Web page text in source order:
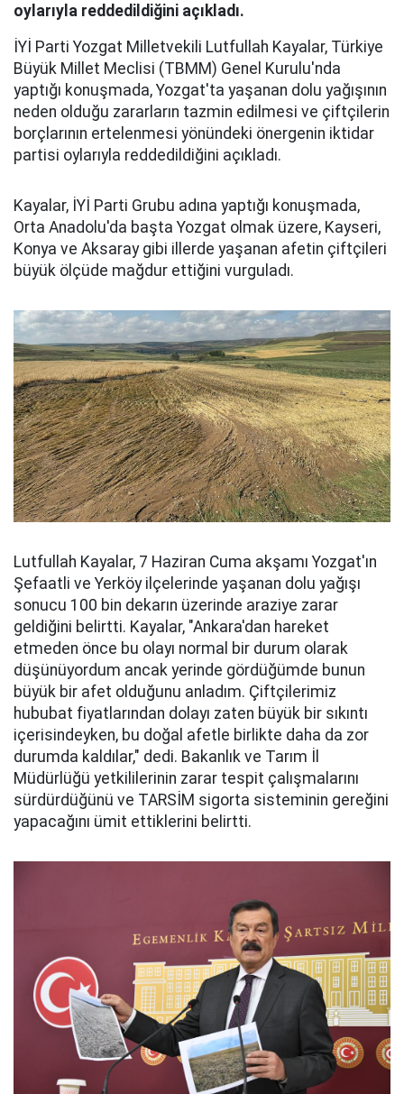
oylarıyla reddedildiğini açıkladı.
İYİ Parti Yozgat Milletvekili Lutfullah Kayalar, Türkiye
Büyük Millet Meclisi (TBMM) Genel Kurulu'nda
yaptığı konuşmada, Yozgat'ta yaşanan dolu yağışının
neden olduğu zararların tazmin edilmesi ve çiftçilerin
borçlarının ertelenmesi yönündeki önergenin iktidar
partisi oylarıyla reddedildiğini açıkladı.
Kayalar, İYİ Parti Grubu adına yaptığı konuşmada,
Orta Anadolu'da başta Yozgat olmak üzere, Kayseri,
Konya ve Aksaray gibi illerde yaşanan afetin çiftçileri
büyük ölçüde mağdur ettiğini vurguladı.
Lutfullah Kayalar, 7 Haziran Cuma akşamı Yozgat'ın
Şefaatli ve Yerköy ilçelerinde yaşanan dolu yağışı
sonucu 100 bin dekarın üzerinde araziye zarar
geldiğini belirtti. Kayalar, "Ankara'dan hareket
etmeden önce bu olayı normal bir durum olarak
düşünüyordum ancak yerinde gördüğümde bunun
büyük bir afet olduğunu anladım. Çiftçilerimiz
hububat fiyatlarından dolayı zaten büyük bir sıkıntı
içerisindeyken, bu doğal afetle birlikte daha da zor
durumda kaldılar," dedi. Bakanlık ve Tarım İl
Müdürlüğü yetkililerinin zarar tespit çalışmalarını
sürdürdüğünü ve TARSİM sigorta sisteminin gereğini
yapacağını ümit ettiklerini belirtti.